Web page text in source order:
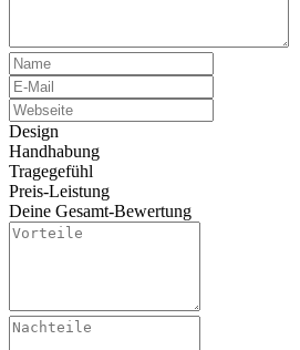
Design
Handhabung
Tragegefühl
Preis-Leistung
Deine Gesamt-Bewertung